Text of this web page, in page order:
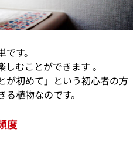
す。
むことができます 。
が初めて」という初心者の方
植物なのです。
度